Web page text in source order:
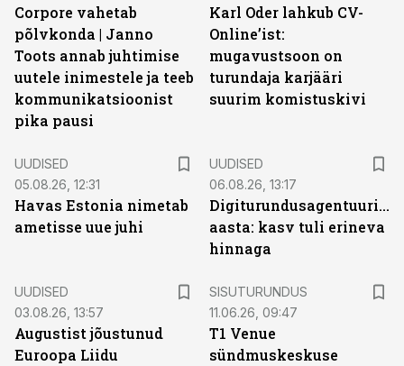
Corpore vahetab
põlvkonda | Janno
Toots annab juhtimise
uutele inimestele ja teeb
kommunikatsioonist
pika pausi
Karl Oder lahkub CV-
Online’ist:
mugavustsoon on
turundaja karjääri
suurim komistuskivi
UUDISED
05.08.26, 12:31
Havas Estonia nimetab
ametisse uue juhi
UUDISED
06.08.26, 13:17
Digiturundusagentuuride
aasta: kasv tuli erineva
hinnaga
UUDISED
03.08.26, 13:57
Augustist jõustunud
Euroopa Liidu
SISUTURUNDUS
11.06.26, 09:47
T1 Venue
sündmuskeskuse